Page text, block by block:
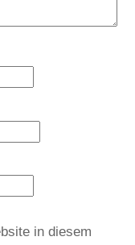
in diesem